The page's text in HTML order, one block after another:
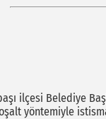
ilçesi Belediye
yöntemiyle